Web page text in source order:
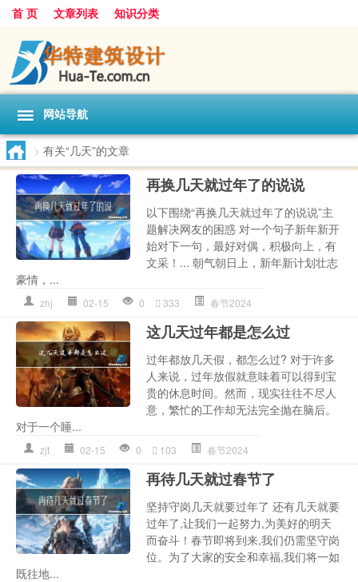
首 页 文章列表 知识分类
网站导航
> 有关“几天”的文章
再换几天就过年了的说说
以下围绕“再换几天就过年了的说说”主
题解决网友的困惑 对一个句子新年新开
始对下一句，最好对偶，积极向上，有
文采！... 朝气朝日上，新年新计划壮志
豪情，...
zhj 02-15 0 333 春节2024
这几天过年都是怎么过
过年都放几天假，都怎么过? 对于许多
人来说，过年放假就意味着可以得到宝
贵的休息时间。然而，现实往往不尽人
意，繁忙的工作却无法完全抛在脑后。
对于一个睡...
zjt 02-15 0 103 春节2024
再待几天就过春节了
坚持守岗几天就要过年了 还有几天就要
过年了,让我们一起努力,为美好的明天
而奋斗！春节即将到来,我们仍需坚守岗
位。为了大家的安全和幸福,我们将一如
既往地...